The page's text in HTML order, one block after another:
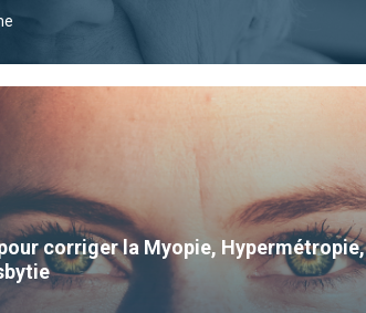
corriger la Myopie, Hypermétropie,